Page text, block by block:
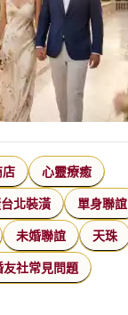
店 心靈療癒
北裝潢 單身聯誼
未婚聯誼 天珠
友社常見問題